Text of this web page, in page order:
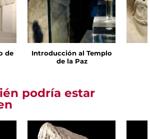
de
Introducción al Templo
de la Paz
podría estar